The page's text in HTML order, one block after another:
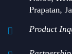
Prapatan,
Product